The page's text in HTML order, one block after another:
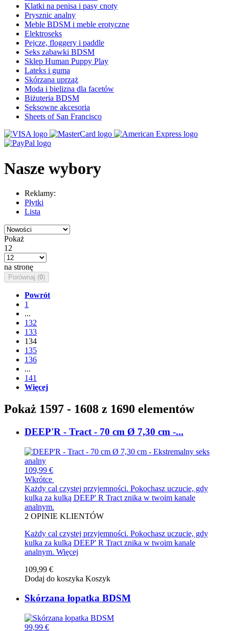
Klatki na penisa i pasy cnoty
Prysznic analny
Meble BDSM i meble erotyczne
Elektroseks
Pejcze, floggery i paddle
Seks zabawki BDSM
Sklep Human Puppy Play
Lateks i guma
Skórzana uprząż
Moda i bielizna dla facetów
Biżuteria BDSM
Seksowne akcesoria
Sheets of San Francisco
Nasze wybory
Reklamy:
Płytki
Lista
Pokaż
12
na stronę
Porównaj (0)
Powrót
1
...
132
133
134
135
136
...
141
Więcej
Pokaż 1597 - 1608 z 1690 elementów
DEEP'R - Tract - 70 cm Ø 7,30 cm -...
109,99 €
Wkrótce
Każdy cal czystej przyjemności. Pokochasz uczucie, gdy
kulka za kulką DEEP' R Tract znika w twoim kanale
analnym.
2 OPINIE KLIENTÓW
Każdy cal czystej przyjemności. Pokochasz uczucie, gdy
kulka za kulką DEEP' R Tract znika w twoim kanale
analnym. Więcej
109,99 €
Dodaj do koszyka Koszyk
Skórzana łopatka BDSM
99,99 €